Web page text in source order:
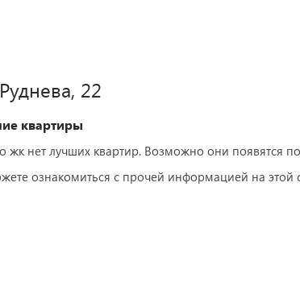
22
квартиры
жк нет лучших квартир. Возможно они появятся
ознакомиться с прочей информацией на этой